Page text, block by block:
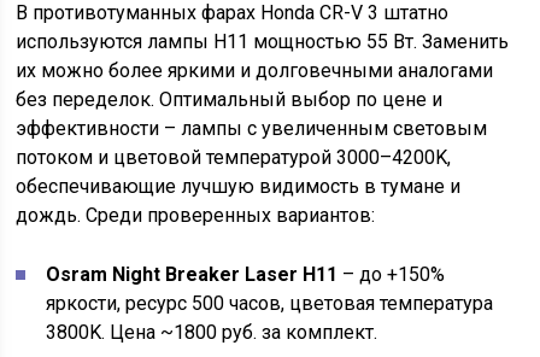
В противотуманных фарах Honda CR-V 3 штатно
используются лампы H11 мощностью 55 Вт. Заменить
их можно более яркими и долговечными аналогами
без переделок. Оптимальный выбор по цене и
эффективности – лампы с увеличенным световым
потоком и цветовой температурой 3000–4200K,
обеспечивающие лучшую видимость в тумане и
дождь. Среди проверенных вариантов:
Osram Night Breaker Laser H11 – до +150%
яркости, ресурс 500 часов, цветовая температура
3800K. Цена ~1800 руб. за комплект.